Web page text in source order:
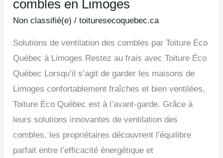
combles en Limoges
Non classifié(e) /toituresecoquebec.ca
Solutions de ventilation des combles par Toiture Éco
Québec à Limoges Restez au frais avec Toiture Éco
Québec Lorsqu’il s’agit de garder les maisons de
Limoges confortablement fraîches et bien ventilées,
Toiture Éco Québec est à l’avant-garde. Grâce à
leurs solutions innovantes de ventilation des
combles, les propriétaires découvrent l’équilibre
parfait entre l’efficacité énergétique et
de
ventilation
combles
en
Limoges